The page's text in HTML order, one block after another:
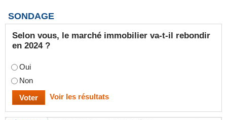
SONDAGE
Selon vous, le marché immobilier va-t-il rebondir
en 2024 ?
Oui
Non
Voir les résultats